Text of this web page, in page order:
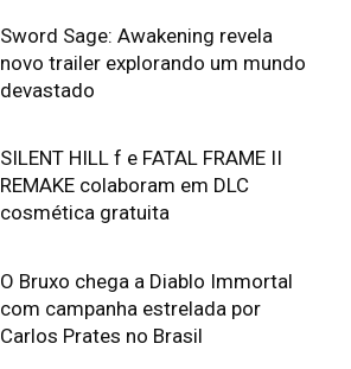
Sword Sage: Awakening revela
novo trailer explorando um mundo
devastado
SILENT HILL f e FATAL FRAME II
REMAKE colaboram em DLC
cosmética gratuita
O Bruxo chega a Diablo Immortal
com campanha estrelada por
Carlos Prates no Brasil